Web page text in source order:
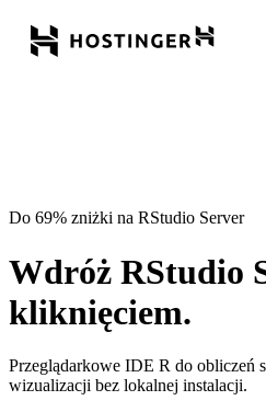
Do 69% zniżki na RStudio Server
Wdróż RStudio
kliknięciem.
Przeglądarkowe IDE R do obliczeń
wizualizacji bez lokalnej instalacji.